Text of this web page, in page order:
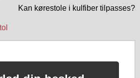
Kan kørestole i kulfiber tilpasses?